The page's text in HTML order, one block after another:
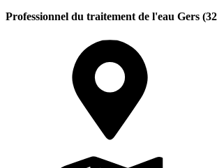
Professionnel du traitement de l'eau Gers